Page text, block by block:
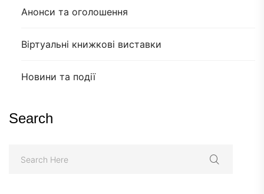
Анонси та оголошення
Віртуальні книжкові виставки
Новини та події
Search